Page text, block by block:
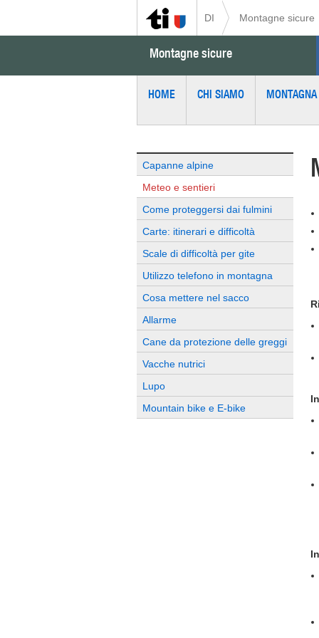
DI Montagne sicure
Montagne sicure
HOME CHI SIAMO
Capanne alpine
Meteo e sentieri
Come proteggersi dai fulmini
Carte: itinerari e difficoltà
Scale di difficoltà per gite
Utilizzo telefono in montagna
Cosa mettere nel sacco
Allarme
Cane da protezione delle greggi
Vacche nutrici
Lupo
Mountain bike e E-bike